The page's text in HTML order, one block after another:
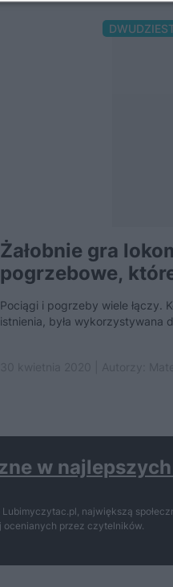
Żałobnie gra
pogrzebowe,
Pociągi i pogrzeby wiele łączy.
istnienia, była wykorzystywana
w
największą
ocenianych przez czytelników.